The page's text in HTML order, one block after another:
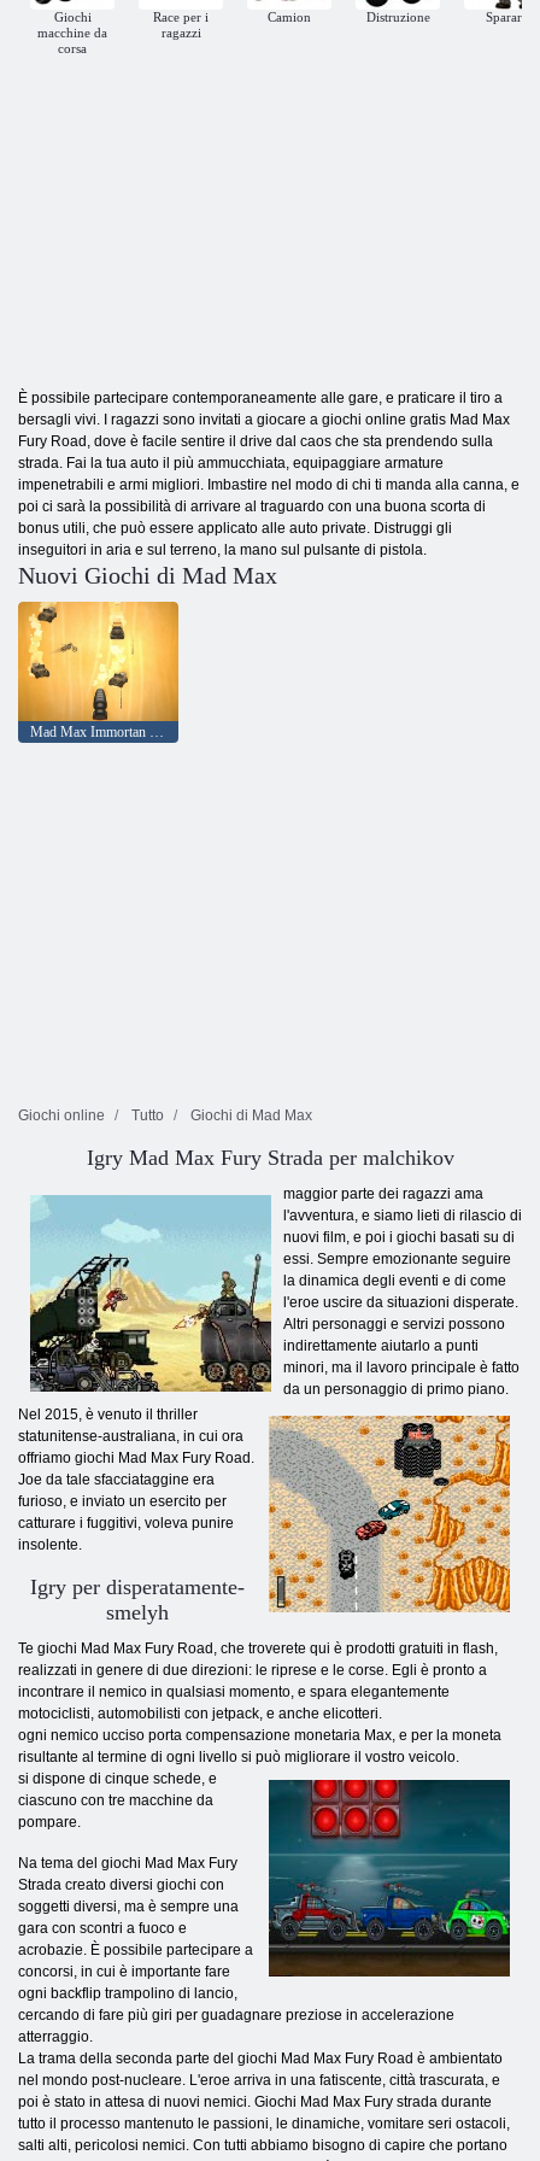
Giochi
macchine da
corsa
Race per i
ragazzi
Camion Distruzione Sparare
È possibile partecipare contemporaneamente alle gare, e praticare il tiro a
bersagli vivi. I ragazzi sono invitati a giocare a giochi online gratis Mad Max
Fury Road, dove è facile sentire il drive dal caos che sta prendendo sulla
strada. Fai la tua auto il più ammucchiata, equipaggiare armature
impenetrabili e armi migliori. Imbastire nel modo di chi ti manda alla canna, e
poi ci sarà la possibilità di arrivare al traguardo con una buona scorta di
bonus utili, che può essere applicato alle auto private. Distruggi gli
inseguitori in aria e sul terreno, la mano sul pulsante di pistola.
Nuovi Giochi di Mad Max
Mad Max Immortan Joe
Giochi online Tutto Giochi di Mad Max
Igry Mad Max Fury Strada per malchikov
maggior parte dei ragazzi ama
l'avventura, e siamo lieti di rilascio di
nuovi film, e poi i giochi basati su di
essi. Sempre emozionante seguire
la dinamica degli eventi e di come
l'eroe uscire da situazioni disperate.
Altri personaggi e servizi possono
indirettamente aiutarlo a punti
minori, ma il lavoro principale è fatto
da un personaggio di primo piano.
Nel 2015, è venuto il thriller
statunitense-australiana, in cui ora
offriamo giochi Mad Max Fury Road.
Joe da tale sfacciataggine era
furioso, e inviato un esercito per
catturare i fuggitivi, voleva punire
insolente.
Igry per disperatamente-
smelyh
Te giochi Mad Max Fury Road, che troverete qui è prodotti gratuiti in flash,
realizzati in genere di due direzioni: le riprese e le corse. Egli è pronto a
incontrare il nemico in qualsiasi momento, e spara elegantemente
motociclisti, automobilisti con jetpack, e anche elicotteri.
ogni nemico ucciso porta compensazione monetaria Max, e per la moneta
risultante al termine di ogni livello si può migliorare il vostro veicolo.
si dispone di cinque schede, e
ciascuno con tre macchine da
pompare.
Na tema del giochi Mad Max Fury
Strada creato diversi giochi con
soggetti diversi, ma è sempre una
gara con scontri a fuoco e
acrobazie. È possibile partecipare a
concorsi, in cui è importante fare
ogni backflip trampolino di lancio,
cercando di fare più giri per guadagnare preziose in accelerazione
atterraggio.
La trama della seconda parte del giochi Mad Max Fury Road è ambientato
nel mondo post-nucleare. L'eroe arriva in una fatiscente, città trascurata, e
poi è stato in attesa di nuovi nemici. Giochi Mad Max Fury strada durante
tutto il processo mantenuto le passioni, le dinamiche, vomitare seri ostacoli,
salti alti, pericolosi nemici. Con tutti abbiamo bisogno di capire che portano